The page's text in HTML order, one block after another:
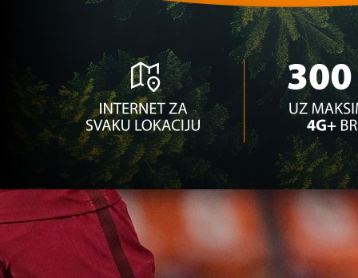
ZAKLJUČAO SVOJU MREŽU: Begović petu
bez primljenog gola!
5 godina 7 mjesec